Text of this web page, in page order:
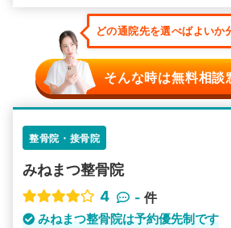
どの通院先を選べばよいか
そんな時は無料相談
整骨院・接骨院
みねまつ整骨院
4
- 件
みねまつ整骨院は予約優先制です